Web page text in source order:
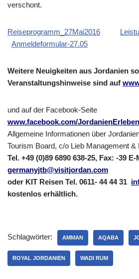
verschont.
Reiseprogramm_27Mai2016
Anmeldeformular-27.05
Weitere Neuigkeiten aus Jordanien
Veranstaltungshinweise sind auf
und auf der Facebook-Seite
www.facebook.com/JordanienErleben
Allgemeine Informationen über
Tourism Board, c/o Lieb Management &
Tel. +49 (0)89 6890 638-25, Fax: -39 E-
germanyjtb@visitjordan.com
oder KIT Reisen Tel. 0611- 44 44 31
kostenlos erhältlich.
Schlagwörter: AMMAN AQABA
ROYAL JORDANIEN WADI RUM